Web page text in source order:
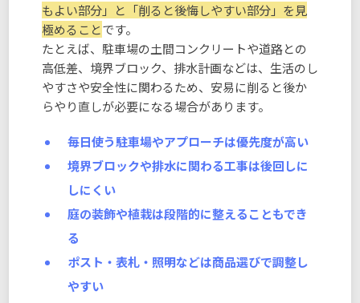
もよい部分」と「削ると後悔しやすい部分」を見
極めることです。
たとえば、駐車場の土間コンクリートや道路との
高低差、境界ブロック、排水計画などは、生活のし
やすさや安全性に関わるため、安易に削ると後か
らやり直しが必要になる場合があります。
毎日使う駐車場やアプローチは優先度が高い
境界ブロックや排水に関わる工事は後回しに
しにくい
庭の装飾や植栽は段階的に整えることもでき
る
ポスト・表札・照明などは商品選びで調整し
やすい